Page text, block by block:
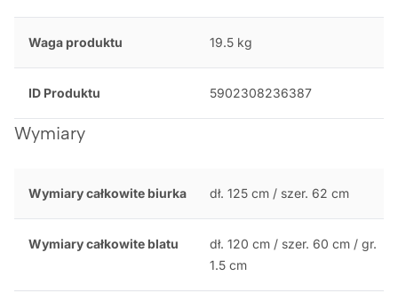
Waga produktu 19.5 kg
ID Produktu 5902308236387
Wymiary
Wymiary całkowite biurka dł. 125 cm / szer. 62 cm
Wymiary całkowite blatu
dł. 120 cm / szer. 60 cm / gr.
1.5 cm